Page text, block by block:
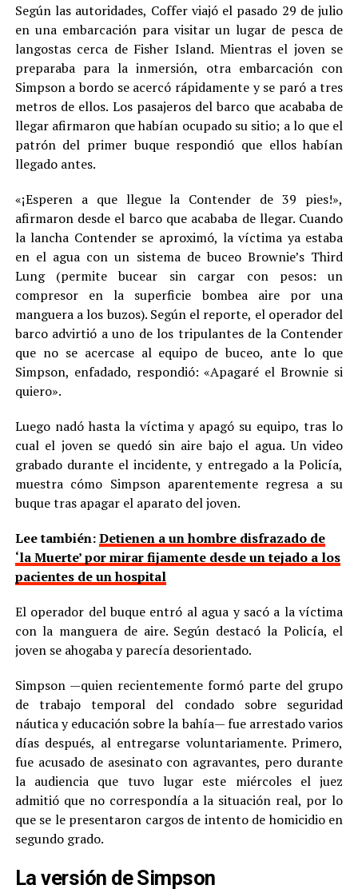
Según las autoridades, Coffer viajó el pasado 29 de julio
en una embarcación para visitar un lugar de pesca de
langostas cerca de Fisher Island. Mientras el joven se
preparaba para la inmersión, otra embarcación con
Simpson a bordo se acercó rápidamente y se paró a tres
metros de ellos. Los pasajeros del barco que acababa de
llegar afirmaron que habían ocupado su sitio; a lo que el
patrón del primer buque respondió que ellos habían
llegado antes.
«¡Esperen a que llegue la Contender de 39 pies!»,
afirmaron desde el barco que acababa de llegar. Cuando
la lancha Contender se aproximó, la víctima ya estaba
en el agua con un sistema de buceo Brownie’s Third
Lung (permite bucear sin cargar con pesos: un
compresor en la superficie bombea aire por una
manguera a los buzos). Según el reporte, el operador del
barco advirtió a uno de los tripulantes de la Contender
que no se acercase al equipo de buceo, ante lo que
Simpson, enfadado, respondió: «Apagaré el Brownie si
quiero».
Luego nadó hasta la víctima y apagó su equipo, tras lo
cual el joven se quedó sin aire bajo el agua. Un video
grabado durante el incidente, y entregado a la Policía,
muestra cómo Simpson aparentemente regresa a su
buque tras apagar el aparato del joven.
Lee también:Detienen a un hombre disfrazado de
‘la Muerte’ por mirar fijamente desde un tejado a los
pacientes de un hospital
El operador del buque entró al agua y sacó a la víctima
con la manguera de aire. Según destacó la Policía, el
joven se ahogaba y parecía desorientado.
Simpson —quien recientemente formó parte del grupo
de trabajo temporal del condado sobre seguridad
náutica y educación sobre la bahía— fue arrestado varios
días después, al entregarse voluntariamente. Primero,
fue acusado de asesinato con agravantes, pero durante
la audiencia que tuvo lugar este miércoles el juez
admitió que no correspondía a la situación real, por lo
que se le presentaron cargos de intento de homicidio en
segundo grado.
La versión de Simpson